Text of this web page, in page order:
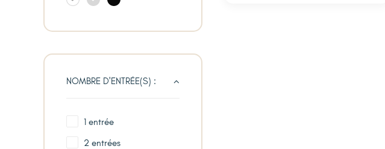
NOMBRE D'ENTRÉE(S) :
1 entrée
2 entrées